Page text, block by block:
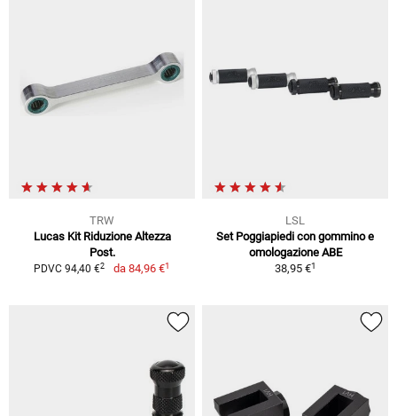
TRW
Lucas Kit Riduzione Altezza
Post.
PDVC 94,40 €2 da 84,96 €1
LSL
Set Poggiapiedi con gommino e
omologazione ABE
38,95 €1